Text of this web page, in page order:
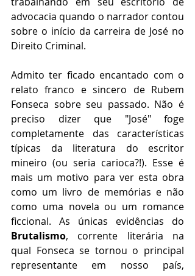
advocacia quando o narrador contou
sobre o início da carreira de José no
Direito Criminal.
Admito ter ficado encantado com o
relato franco e sincero de Rubem
Fonseca sobre seu passado. Não é
preciso dizer que "José" foge
completamente das características
típicas da literatura do escritor
mineiro (ou seria carioca?!). Esse é
mais um motivo para ver esta obra
como um livro de memórias e não
como uma novela ou um romance
Brutalismo, corrente literária na
qual Fonseca se tornou o principal
representante em nosso país,